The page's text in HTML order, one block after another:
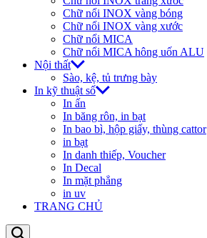
Chữ nổi INOX vàng bóng
Chữ nổi INOX vàng xước
Chữ nổi MICA
Chữ nổi MICA hông uốn ALU
Nội thất
Sào, kệ, tủ trưng bày
In kỹ thuật số
In ấn
In băng rôn, in bạt
In bao bì, hộp giấy, thùng cattor
in bạt
In danh thiếp, Voucher
In Decal
In mặt phẳng
in uv
TRANG CHỦ
Search